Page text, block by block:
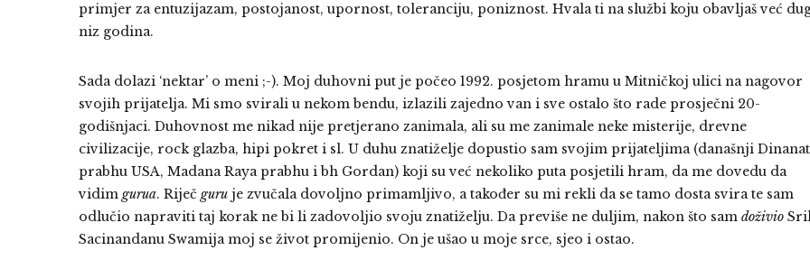
primjer za entuzijazam, postojanost, upornost, toleranciju, poniznost. Hvala ti na službi koju obavljaš već
niz godina.
Sada dolazi ‘nektar’ o meni ;-). Moj duhovni put je počeo 1992. posjetom hramu u Mitničkoj ulici na nagovor
svojih prijatelja. Mi smo svirali u nekom bendu, izlazili zajedno van i sve ostalo što rade prosječni 20-
godišnjaci. Duhovnost me nikad nije pretjerano zanimala, ali su me zanimale neke misterije, drevne
civilizacije, rock glazba, hipi pokret i sl. U duhu znatiželje dopustio sam svojim prijateljima (današnji
prabhu USA, Madana Raya prabhu i bh Gordan) koji su već nekoliko puta posjetili hram, da me dovedu da
vidim gurua. Riječ guru je zvučala dovoljno primamljivo, a također su mi rekli da se tamo dosta svira te sam
odlučio napraviti taj korak ne bi li zadovoljio svoju znatiželju. Da previše ne duljim, nakon što sam doživio
Sacinandanu Swamija moj se život promijenio. On je ušao u moje srce, sjeo i ostao.